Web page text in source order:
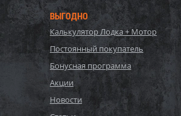
SOLAS ST-CD-15/20
Экономия
Импеллер SOLAS SX4-
76 550 71 192
5 358 Экономия
ВЫГОДНО
Калькулятор Лодка + Мотор
Постоянный покупатель
Бонусная программа
Акции
Новости